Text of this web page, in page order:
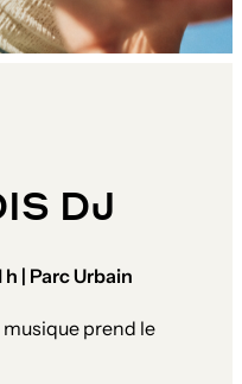
DJ
h | Parc Urbain
musique prend le